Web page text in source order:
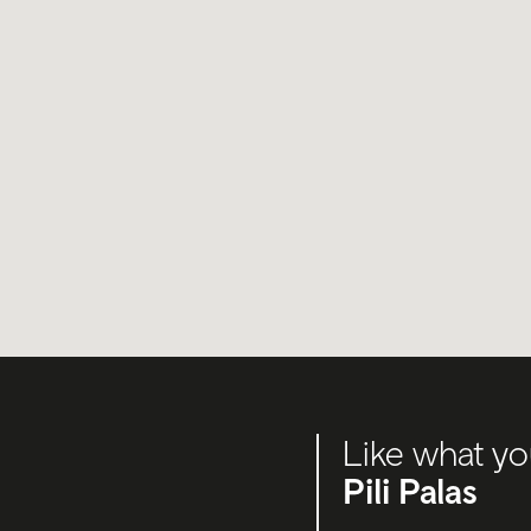
Like what
Pili Palas